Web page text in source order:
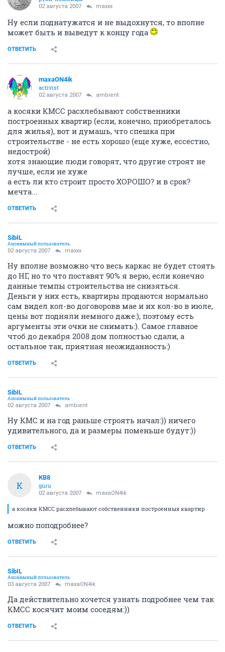
02 августа 2007 maxxx
Ну если поднатужатся и не выдохнутся, то вполне
может быть и выведут к концу года
ОТВЕТИТЬ
maxaON4ik
activist
02 августа 2007 ambient
а косяки КМСС расхлебывают собственники
построенных квартир (если, конечно, приобреталось
для жилья), вот и думашь, что спешка при
строительстве - не есть хорошо (еще хуже, ессестно,
недострой)
хотя знающие люди говорят, что другие строят не
лучше, если не хуже
а есть ли кто строит просто ХОРОШО? и в срок?
мечта...
ОТВЕТИТЬ
SibIL
Анонимный пользователь
02 августа 2007 maxxx
Ну вполне возможно что весь каркас не будет стоять
до НГ, но то что поставят 90% я верю, если конечно
данные темпы строительства не снизяться.
Деньги у них есть, квартиры продаются нормально
сам видел кол-во договоровв мае и их кол-во в июле,
цены вот подняли немного даже:), поэтому есть
аргументы эти очки не снимать:). Самое главное
чтоб до декабря 2008 дом полностью сдали, а
остальное так, приятная неожиданность:)
ОТВЕТИТЬ
SibIL
Анонимный пользователь
02 августа 2007 ambient
Ну КМС и на год раньше строять начал:)) ничего
удивительного, да и размеры поменьше будут:))
ОТВЕТИТЬ
K
KB8
guru
02 августа 2007 maxaON4ik
а косяки КМСС расхлебывают собственники построенных квартир
можно поподробнее?
ОТВЕТИТЬ
SibIL
Анонимный пользователь
03 августа 2007 maxaON4ik
Да действительно хочется узнать подробнее чем так
КМСС косячит моим соседям:))
ОТВЕТИТЬ